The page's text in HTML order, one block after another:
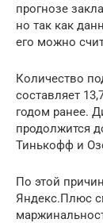
прогнозе
но так как
его можно
Количество
составляет
годом ранее.
продолжится
Тинькофф и
По этой
Яндекс.Плюс